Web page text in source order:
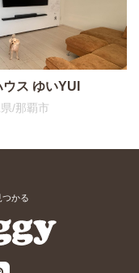
ス ゆいYUI
/那覇市
かる